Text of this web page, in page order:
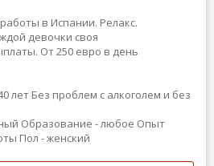
в Испании. Релакс.
девочки своя
От 250 евро в день
лет Без проблем с алкоголем и без
Образование - любое Опыт
Пол - женский